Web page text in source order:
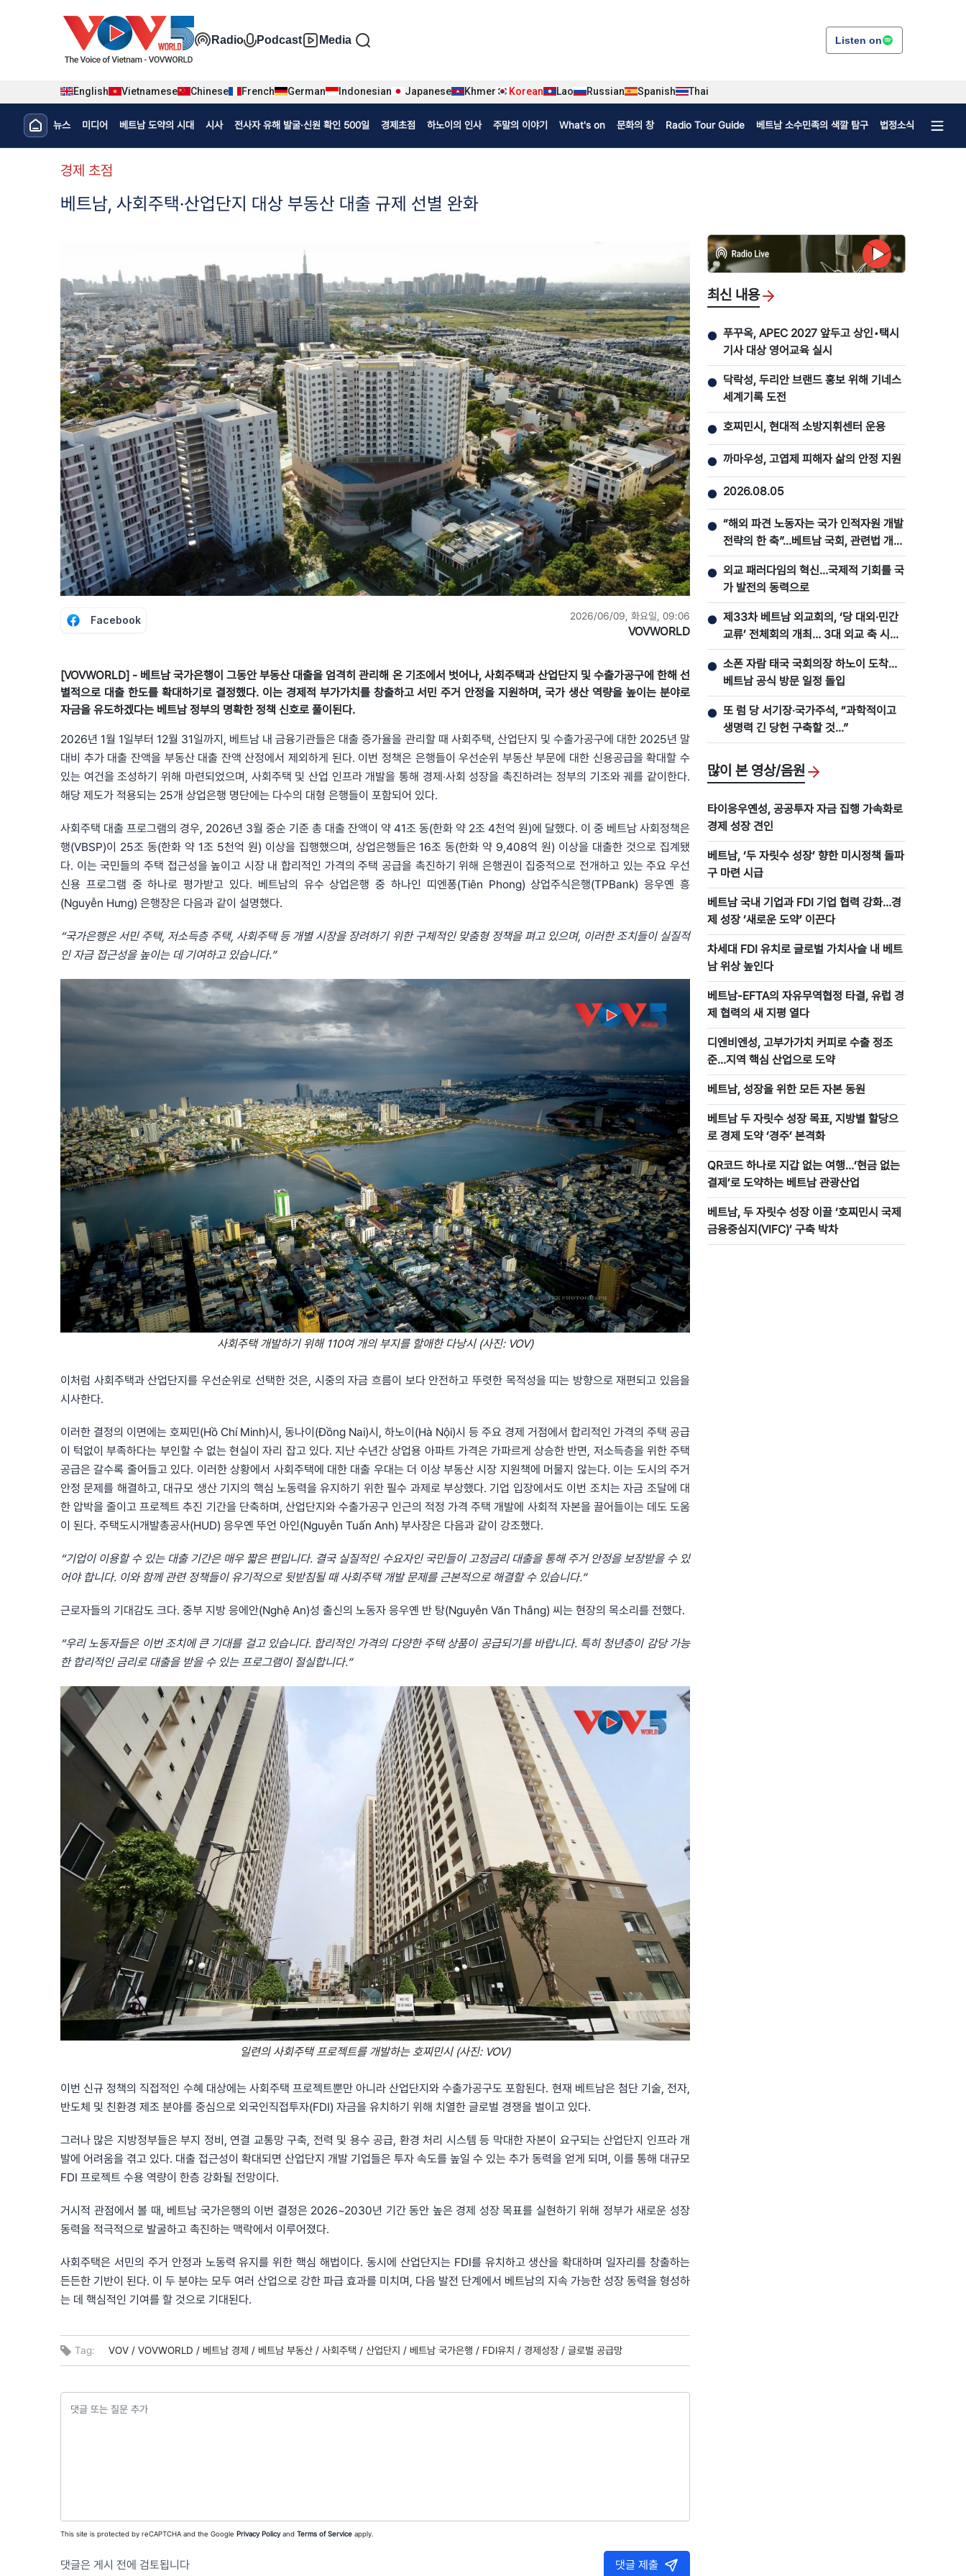
Đa phương tiện tiếng Hàn
Radio Podcast Media Listen on
English Vietnamese Chinese French German Indonesian Japanese Khmer Korean Lao Russian Spanish Thai
Menu trang chủ tiếng Hàn
뉴스 미디어 베트남 도약의 시대 시사 전사자 유해 발굴·신원 확인 500일 경제초점 하노이의 인사 주말의 이야기 What's on 문화의 창 Radio Tour Guide 베트남 소수민족의 색깔 탐구 법정소식
menu phụ tiếng Hàn
경제 초점
베트남, 사회주택·산업단지 대상 부동산 대출 규제 선별 완화
Facebook 2026/06/09, 화요일, 09:06
VOVWORLD
[VOVWORLD] - 베트남 국가은행이 그동안 부동산 대출을 엄격히 관리해 온 기조에서 벗어나, 사회주택과 산업단지 및 수출가공구에 한해 선
별적으로 대출 한도를 확대하기로 결정했다. 이는 경제적 부가가치를 창출하고 서민 주거 안정을 지원하며, 국가 생산 역량을 높이는 분야로
자금을 유도하겠다는 베트남 정부의 명확한 정책 신호로 풀이된다.
2026년 1월 1일부터 12월 31일까지, 베트남 내 금융기관들은 대출 증가율을 관리할 때 사회주택, 산업단지 및 수출가공구에 대한 2025년 말
대비 추가 대출 잔액을 부동산 대출 잔액 산정에서 제외하게 된다. 이번 정책은 은행들이 우선순위 부동산 부문에 대한 신용공급을 확대할 수
있는 여건을 조성하기 위해 마련되었으며, 사회주택 및 산업 인프라 개발을 통해 경제‧사회 성장을 촉진하려는 정부의 기조와 궤를 같이한다.
해당 제도가 적용되는 25개 상업은행 명단에는 다수의 대형 은행들이 포함되어 있다.
사회주택 대출 프로그램의 경우, 2026년 3월 중순 기준 총 대출 잔액이 약 41조 동(한화 약 2조 4천억 원)에 달했다. 이 중 베트남 사회정책은
행(VBSP)이 25조 동(한화 약 1조 5천억 원) 이상을 집행했으며, 상업은행들은 16조 동(한화 약 9,408억 원) 이상을 대출한 것으로 집계됐
다. 이는 국민들의 주택 접근성을 높이고 시장 내 합리적인 가격의 주택 공급을 촉진하기 위해 은행권이 집중적으로 전개하고 있는 주요 우선
신용 프로그램 중 하나로 평가받고 있다. 베트남의 유수 상업은행 중 하나인 띠엔퐁(Tiên Phong) 상업주식은행(TPBank) 응우옌 흥
(Nguyễn Hưng) 은행장은 다음과 같이 설명했다.
“국가은행은 서민 주택, 저소득층 주택, 사회주택 등 개별 시장을 장려하기 위한 구체적인 맞춤형 정책을 펴고 있으며, 이러한 조치들이 실질적
인 자금 접근성을 높이는 데 기여하고 있습니다.”
사회주택 개발하기 위해 110여 개의 부지를 할애한 다낭시 (사진: VOV)
이처럼 사회주택과 산업단지를 우선순위로 선택한 것은, 시중의 자금 흐름이 보다 안전하고 뚜렷한 목적성을 띠는 방향으로 재편되고 있음을
시사한다.
이러한 결정의 이면에는 호찌민(Hồ Chí Minh)시, 동나이(Đồng Nai)시, 하노이(Hà Nội)시 등 주요 경제 거점에서 합리적인 가격의 주택 공급
이 턱없이 부족하다는 부인할 수 없는 현실이 자리 잡고 있다. 지난 수년간 상업용 아파트 가격은 가파르게 상승한 반면, 저소득층을 위한 주택
공급은 갈수록 줄어들고 있다. 이러한 상황에서 사회주택에 대한 대출 우대는 더 이상 부동산 시장 지원책에 머물지 않는다. 이는 도시의 주거
안정 문제를 해결하고, 대규모 생산 기지의 핵심 노동력을 유지하기 위한 필수 과제로 부상했다. 기업 입장에서도 이번 조치는 자금 조달에 대
한 압박을 줄이고 프로젝트 추진 기간을 단축하며, 산업단지와 수출가공구 인근의 적정 가격 주택 개발에 사회적 자본을 끌어들이는 데도 도움
이 된다. 주택도시개발총공사(HUD) 응우옌 뚜언 아인(Nguyễn Tuấn Anh) 부사장은 다음과 같이 강조했다.
“기업이 이용할 수 있는 대출 기간은 매우 짧은 편입니다. 결국 실질적인 수요자인 국민들이 고정금리 대출을 통해 주거 안정을 보장받을 수 있
어야 합니다. 이와 함께 관련 정책들이 유기적으로 뒷받침될 때 사회주택 개발 문제를 근본적으로 해결할 수 있습니다.”
근로자들의 기대감도 크다. 중부 지방 응에안(Nghệ An)성 출신의 노동자 응우옌 반 탕(Nguyễn Văn Thắng) 씨는 현장의 목소리를 전했다.
“우리 노동자들은 이번 조치에 큰 기대를 걸고 있습니다. 합리적인 가격의 다양한 주택 상품이 공급되기를 바랍니다. 특히 청년층이 감당 가능
한 합리적인 금리로 대출을 받을 수 있는 프로그램이 절실합니다.”
일련의 사회주택 프로젝트를 개발하는 호찌민시 (사진: VOV)
이번 신규 정책의 직접적인 수혜 대상에는 사회주택 프로젝트뿐만 아니라 산업단지와 수출가공구도 포함된다. 현재 베트남은 첨단 기술, 전자,
반도체 및 친환경 제조 분야를 중심으로 외국인직접투자(FDI) 자금을 유치하기 위해 치열한 글로벌 경쟁을 벌이고 있다.
그러나 많은 지방정부들은 부지 정비, 연결 교통망 구축, 전력 및 용수 공급, 환경 처리 시스템 등 막대한 자본이 요구되는 산업단지 인프라 개
발에 어려움을 겪고 있다. 대출 접근성이 확대되면 산업단지 개발 기업들은 투자 속도를 높일 수 있는 추가 동력을 얻게 되며, 이를 통해 대규모
FDI 프로젝트 수용 역량이 한층 강화될 전망이다.
거시적 관점에서 볼 때, 베트남 국가은행의 이번 결정은 2026~2030년 기간 동안 높은 경제 성장 목표를 실현하기 위해 정부가 새로운 성장
동력을 적극적으로 발굴하고 촉진하는 맥락에서 이루어졌다.
사회주택은 서민의 주거 안정과 노동력 유지를 위한 핵심 해법이다. 동시에 산업단지는 FDI를 유치하고 생산을 확대하며 일자리를 창출하는
든든한 기반이 된다. 이 두 분야는 모두 여러 산업으로 강한 파급 효과를 미치며, 다음 발전 단계에서 베트남의 지속 가능한 성장 동력을 형성하
는 데 핵심적인 기여를 할 것으로 기대된다.
Tag: VOV / VOVWORLD / 베트남 경제 / 베트남 부동산 / 사회주택 / 산업단지 / 베트남 국가은행 / FDI유치 / 경제성장 / 글로벌 공급망
This site is protected by reCAPTCHA and the Google Privacy Policyand Terms of Service apply.
댓글은 게시 전에 검토됩니다 댓글 제출
최신 내용
● 푸꾸옥, APEC 2027 앞두고 상인•택시
기사 대상 영어교육 실시
● 닥락성, 두리안 브랜드 홍보 위해 기네스
세계기록 도전
● 호찌민시, 현대적 소방지휘센터 운용
● 까마우성, 고엽제 피해자 삶의 안정 지원
● 2026.08.05
● “해외 파견 노동자는 국가 인적자원 개발
전략의 한 축”…베트남 국회, 관련법 개정
논의
● 외교 패러다임의 혁신…국제적 기회를 국
가 발전의 동력으로
● 제33차 베트남 외교회의, ‘당 대외·민간
교류’ 전체회의 개최… 3대 외교 축 시너
지 강조
● 소폰 자람 태국 국회의장 하노이 도착…
베트남 공식 방문 일정 돌입
● 또 럼 당 서기장‧국가주석, “과학적이고
생명력 긴 당헌 구축할 것…”
많이 본 영상/음원
타이응우옌성, 공공투자 자금 집행 가속화로
경제 성장 견인
베트남, ‘두 자릿수 성장’ 향한 미시정책 돌파
구 마련 시급
베트남 국내 기업과 FDI 기업 협력 강화…경
제 성장 ‘새로운 도약’ 이끈다
차세대 FDI 유치로 글로벌 가치사슬 내 베트
남 위상 높인다
베트남-EFTA의 자유무역협정 타결, 유럽 경
제 협력의 새 지평 열다
디엔비엔성, 고부가가치 커피로 수출 정조
준…지역 핵심 산업으로 도약
베트남, 성장을 위한 모든 자본 동원
베트남 두 자릿수 성장 목표, 지방별 할당으
로 경제 도약 ‘경주’ 본격화
QR코드 하나로 지갑 없는 여행…‘현금 없는
결제’로 도약하는 베트남 관광산업
베트남, 두 자릿수 성장 이끌 ‘호찌민시 국제
금융중심지(VIFC)’ 구축 박차